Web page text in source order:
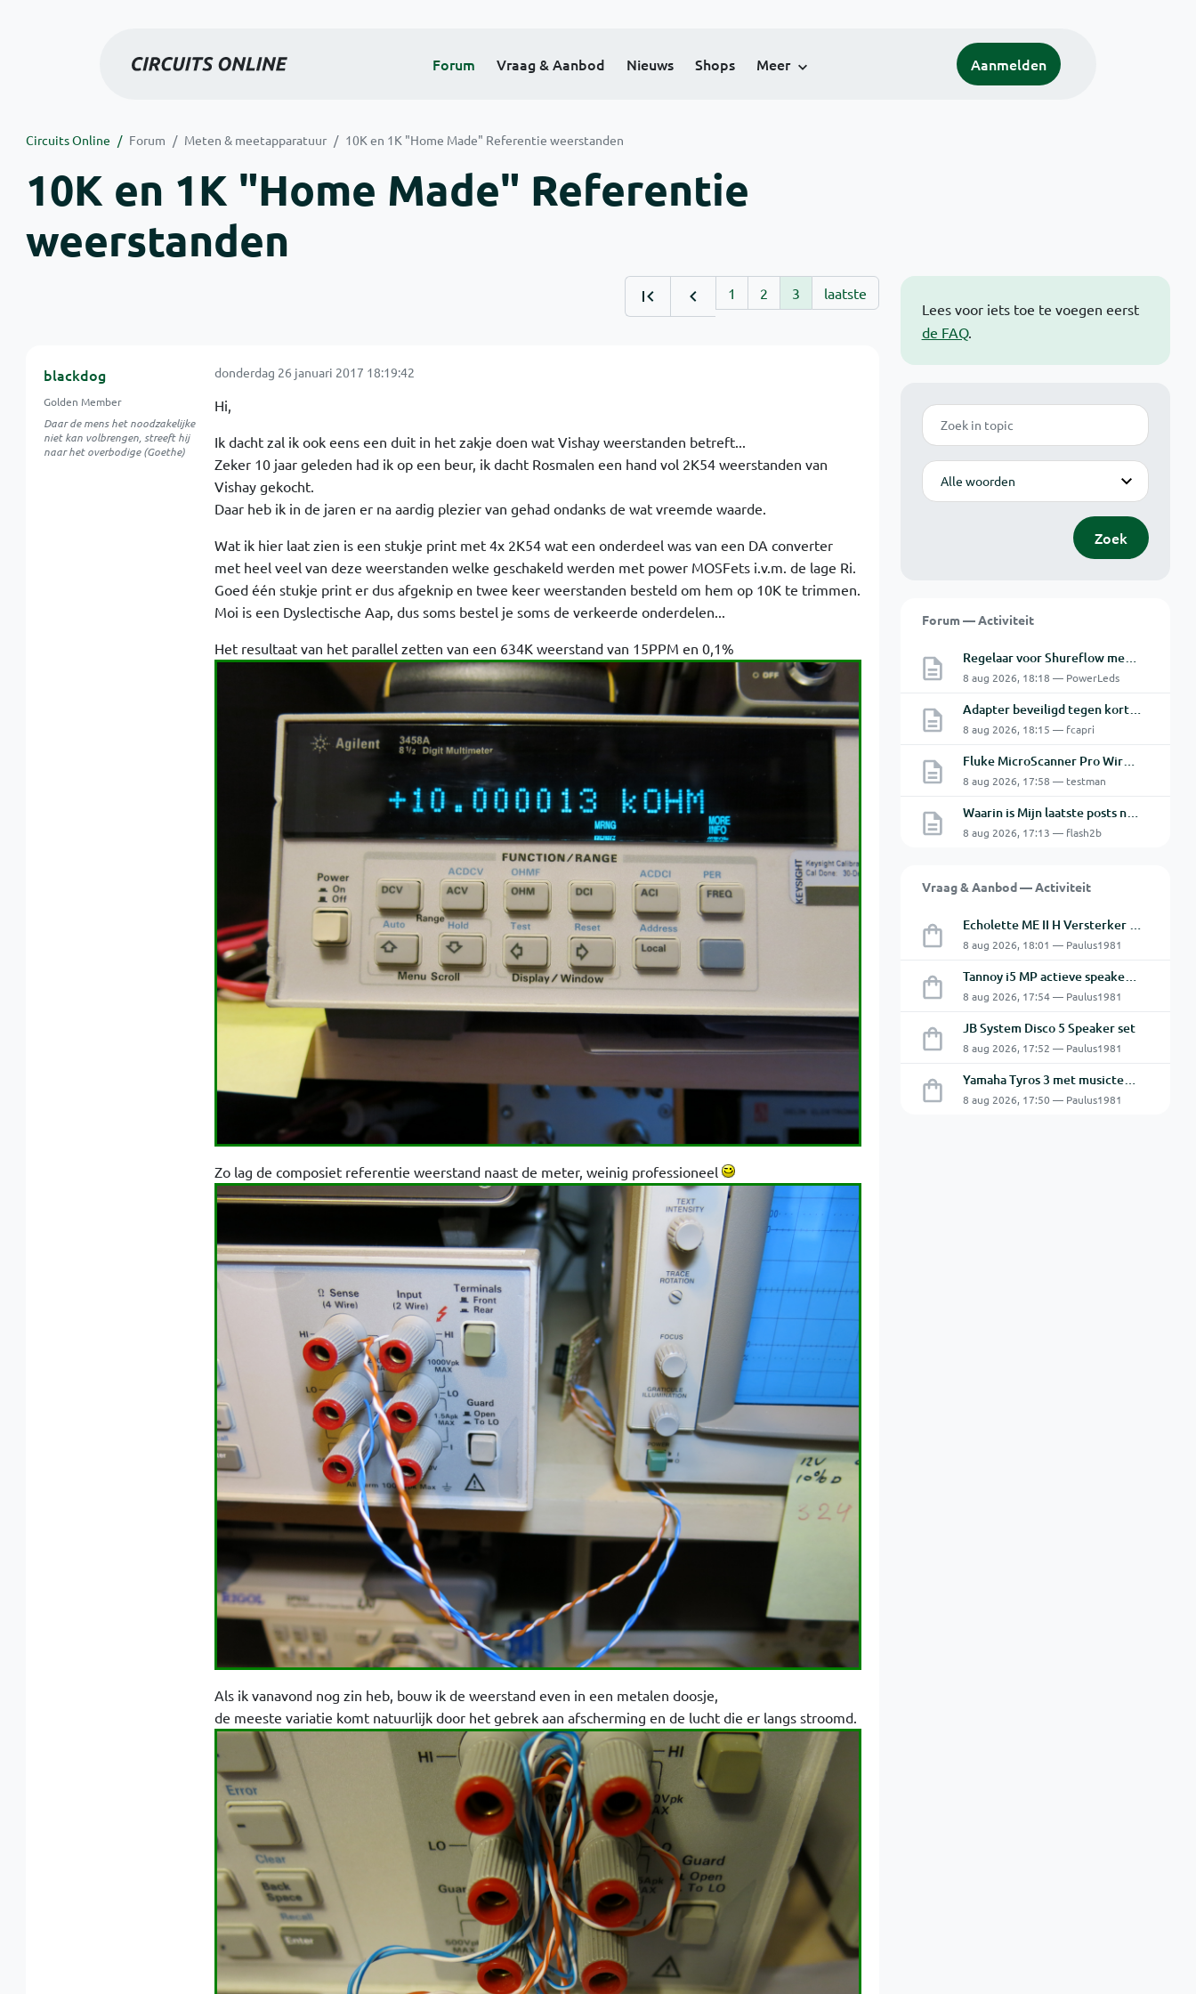
Forum Vraag & Aanbod Nieuws Shops Meer Aanmelden
Circuits Online Forum Meten & meetapparatuur 10K en 1K "Home Made" Referentie weerstanden
10K en 1K "Home Made" Referentie
weerstanden
Lees voor iets toe te voegen eerst
de FAQ.
Zoek
Modus
Zoek
Forum — Activiteit
Regelaar voor Shureflow membraanpomp
8 aug 2026, 18:18 — PowerLeds
Adapter beveiligd tegen kortsluiting maar toch defect?
8 aug 2026, 18:15 — fcapri
Fluke MicroScanner Pro Wiremap adapter
8 aug 2026, 17:58 — testman
Waarin is Mijn laatste posts niet Mijn laatste posts ?
8 aug 2026, 17:13 — flash2b
Vraag & Aanbod — Activiteit
Echolette ME II H Versterker Top en Cabine
8 aug 2026, 18:01 — Paulus1981
Tannoy i5 MP actieve speakers - Gebruikt
8 aug 2026, 17:54 — Paulus1981
JB System Disco 5 Speaker set
8 aug 2026, 17:52 — Paulus1981
Yamaha Tyros 3 met musictech MT 50 B-Grif
8 aug 2026, 17:50 — Paulus1981
1 2 3 laatste
blackdog
Golden Member
Daar de mens het noodzakelijke
niet kan volbrengen, streeft hij
naar het overbodige (Goethe)
donderdag 26 januari 2017 18:19:42
Hi,
Ik dacht zal ik ook eens een duit in het zakje doen wat Vishay weerstanden betreft...
Zeker 10 jaar geleden had ik op een beur, ik dacht Rosmalen een hand vol 2K54 weerstanden van
Vishay gekocht.
Daar heb ik in de jaren er na aardig plezier van gehad ondanks de wat vreemde waarde.
Wat ik hier laat zien is een stukje print met 4x 2K54 wat een onderdeel was van een DA converter
met heel veel van deze weerstanden welke geschakeld werden met power MOSFets i.v.m. de lage Ri.
Goed één stukje print er dus afgeknip en twee keer weerstanden besteld om hem op 10K te trimmen.
Moi is een Dyslectische Aap, dus soms bestel je soms de verkeerde onderdelen...
Het resultaat van het parallel zetten van een 634K weerstand van 15PPM en 0,1%
Zo lag de composiet referentie weerstand naast de meter, weinig professioneel
Als ik vanavond nog zin heb, bouw ik de weerstand even in een metalen doosje,
de meeste variatie komt natuurlijk door het gebrek aan afscherming en de lucht die er langs stroomd.